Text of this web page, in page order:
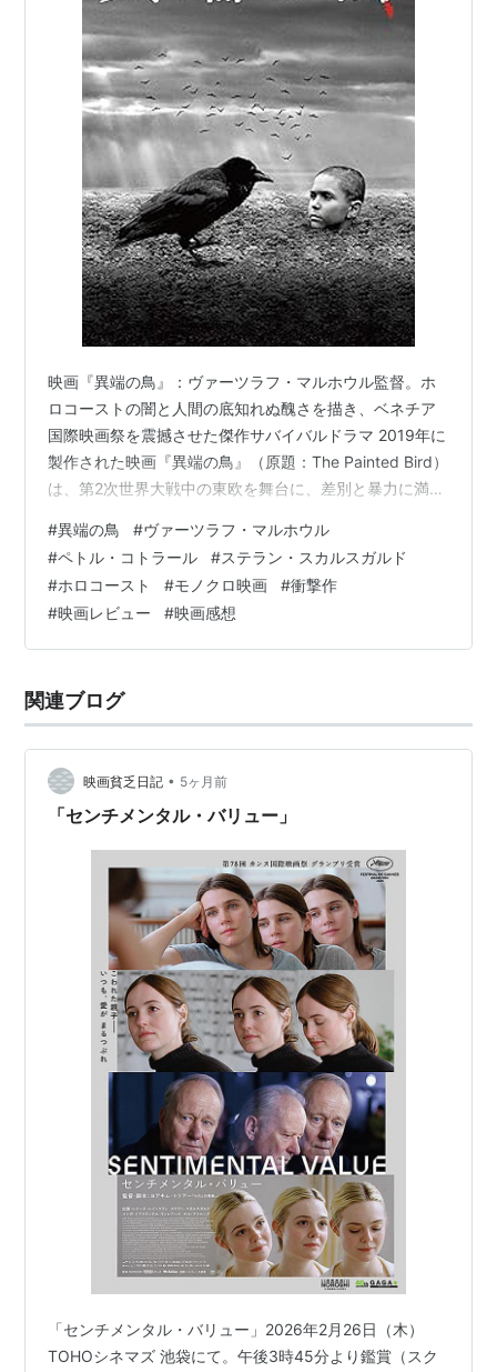
映画『異端の鳥』：ヴァーツラフ・マルホウル監督。ホ
ロコーストの闇と人間の底知れぬ醜さを描き、ベネチア
国際映画祭を震撼させた傑作サバイバルドラマ 2019年に
製作された映画『異端の鳥』（原題：The Painted Bird）
は、第2次世界大戦中の東欧を舞台に、差別と暴力に満ち
ない放浪の旅を描いた大作です。原作はイェジー・コシ
ンスキが1965年に発表した世界的ベストセラー小説であ
り、チェコ出身のヴァーツラフ・マルホウル監督が約11
年の歳月をかけて奇跡の実写化を果たしました。ステラ
ン・スカルスガルド、ハーヴェイ・カイテル、ジュリア
#異端の鳥 #ヴァーツラフ・マルホウル
#ペトル・コトラール #ステラン・スカルスガルド
#ホロコースト #モノクロ映画 #衝撃作
#映画レビュー #映画感想
関連ブログ
映画貧乏日記 • 5ヶ月前
「センチメンタル・バリュー」
「センチメンタル・バリュー」2026年2月26日（木）
TOHOシネマズ 池袋にて。午後3時45分より鑑賞（スク